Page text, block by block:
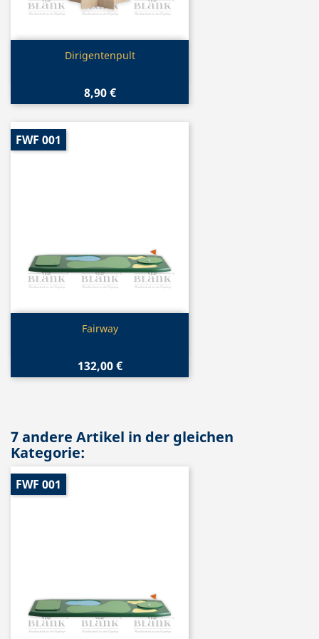
Vorschau
Dirigentenpult
8,90 €
Vorschau
Fairway
132,00 €
FWF 001
7 andere Artikel in der gleichen
Kategorie:
FWF 001